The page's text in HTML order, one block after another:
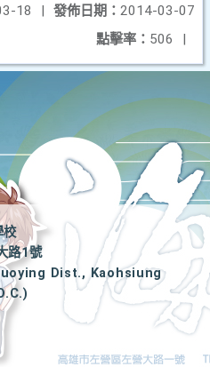
發佈日期： 2014-03-07
18
|
點擊率： 506 |
校
路1號
Dist., Kaohsiung